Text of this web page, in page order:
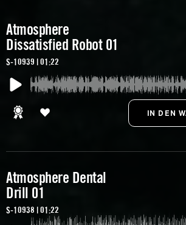
Atmosphere
Dissatisfied Robot 01
S-10939 | 01:22
Atmosphere Dental
Drill 01
S-10938 | 01:22